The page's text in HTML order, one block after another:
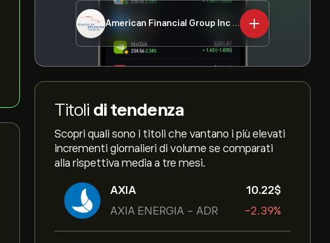
American Financial Group Inc AFG
Titoli di tendenza
Scopri quali sono i titoli che vantano i più elevati
incrementi giornalieri di volume se comparati
alla rispettiva media a tre mesi.
AXIA
AXIA ENERGIA - ADR
10.22‎$‎
-2.39%